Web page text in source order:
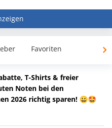
Favoriten
T-Shirts & freier
Noten bei den
2026 richtig sparen! 😀🤩